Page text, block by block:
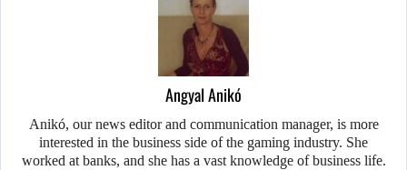
Angyal Anikó
Anikó, our news editor and communication manager, is more
interested in the business side of the gaming industry. She
worked at banks, and she has a vast knowledge of business life.